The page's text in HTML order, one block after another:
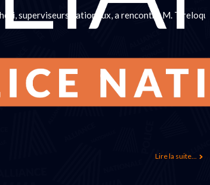
superviseurs nationaux, a rencontré M. Tireloque,
possédant des habilitations
Lire la suite...